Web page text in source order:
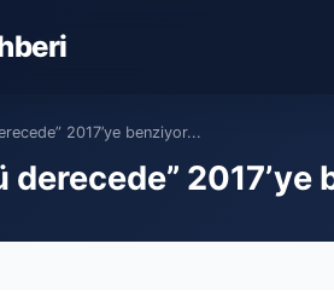
2017’ye benziyor...
2017’ye